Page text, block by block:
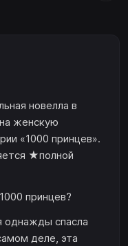
новелла в
женскую
«1000 принцев».
★полной
принцев?
однажды спасла
деле, эта